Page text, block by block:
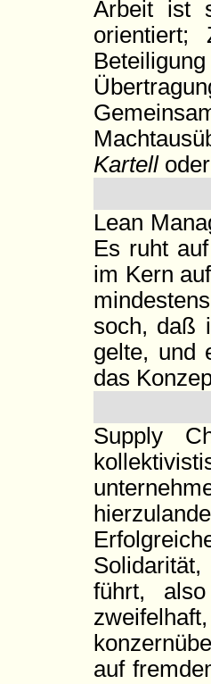
Arbeit ist
orientiert;
Kartelloder
Lean
Es ruht
im Kern
soch, daß
gelte, und
das
Supply
führt,
auf